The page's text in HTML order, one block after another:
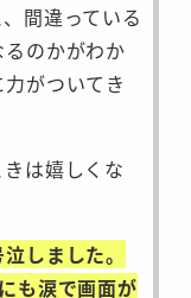
間違っている
のかがわか
がついてき
は嬉しくな
しました。
も涙で画面が